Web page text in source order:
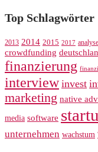
Top Schlagwörter
2013 2014 2015 2017 analyse
crowdfunding
finanzierung
interview invest
marketing native
media software
unternehmen wachstum